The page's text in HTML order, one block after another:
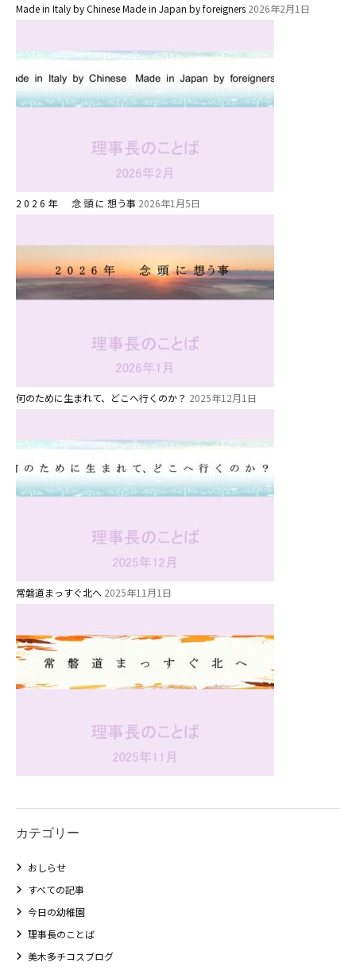
Made in Italy by Chinese Made in Japan by foreigners 2026年2月1日
2 0 2 6 年 念 頭 に 想う事 2026年1月5日
何のために生まれて、どこへ行くのか？ 2025年12月1日
常磐道まっすぐ北へ 2025年11月1日
カテゴリー
おしらせ
すべての記事
今日の幼稚園
理事長のことば
美木多チコスブログ
美⽊多チコス
美⽊多チコスについて
美⽊多チコスブログ
0歳親子登園［マカロンクラス ]
1歳・2歳親子登園［マリポサクラ
ス ]
グループ施設・
関係先リンク
学校法⼈鴨⾕学園 鳳幼稚園
学校法⼈諏訪森学園 諏訪森幼稚
⼤阪府私⽴幼稚園連盟